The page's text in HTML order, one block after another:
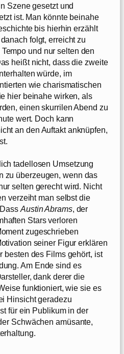
Szene gesetzt und
ist. Man könnte beinahe
bis hierhin erzählt
folgt, erreicht zu
und nur selten den
heißt nicht, dass die zweite
würde, im
wie charismatischen
hier beinahe wirken, als
einen skurrilen Abend zu
wert. Doch kann
an den Auftakt anknüpfen,
tadellosen Umsetzung
zu überzeugen, wenn das
selten gerecht wird. Nicht
verzeiht man selbst die
Austin Abrams, der
Stars verloren
zugeschrieben
seiner Figur erklären
besten des Films gehört, ist
Am Ende sind es
dank derer die
funktioniert, wie sie es
Hinsicht geradezu
für ein Publikum in der
Schwächen amüsante,